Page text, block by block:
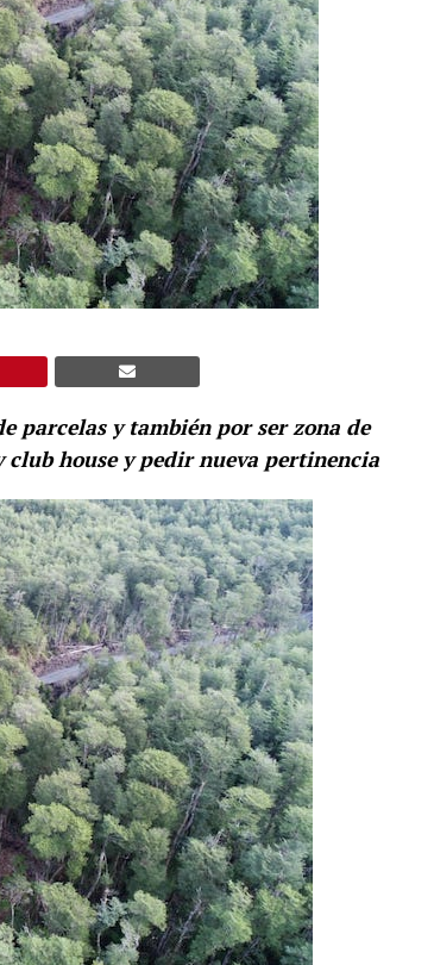
parcelas y también por ser zona de
house y pedir nueva pertinencia